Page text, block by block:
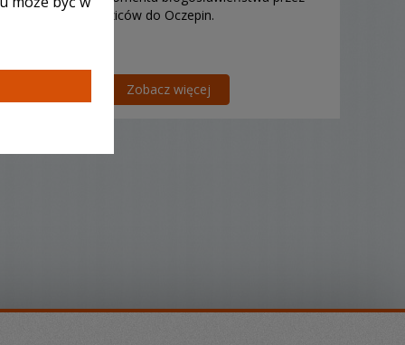
Ukochanych Rodziców do Oczepin.
Zobacz więcej